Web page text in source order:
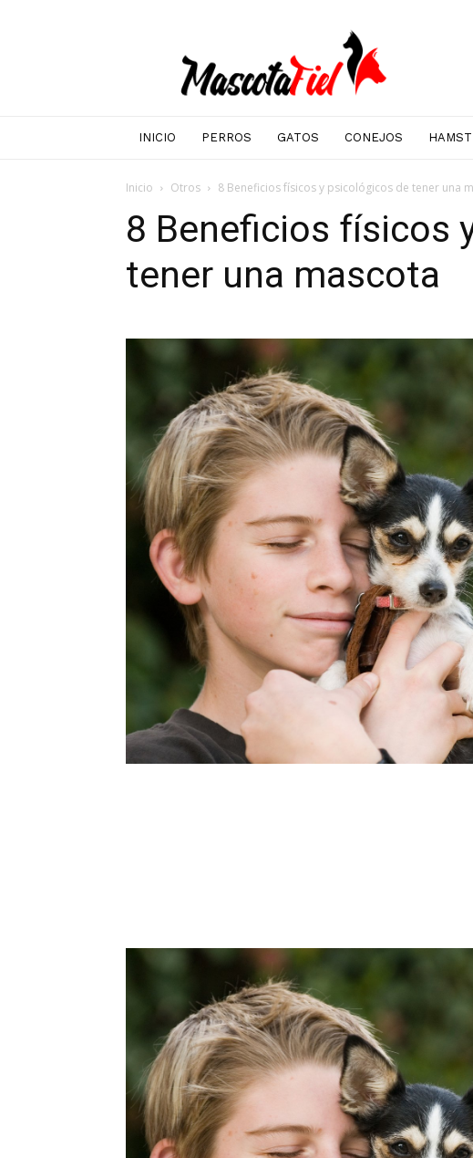
Mascotafiel
INICIO PERROS GATOS CONEJOS
Inicio Otros 8 Beneficios físicos y psicológicos de tener una
8 Beneficios físicos
tener una mascota